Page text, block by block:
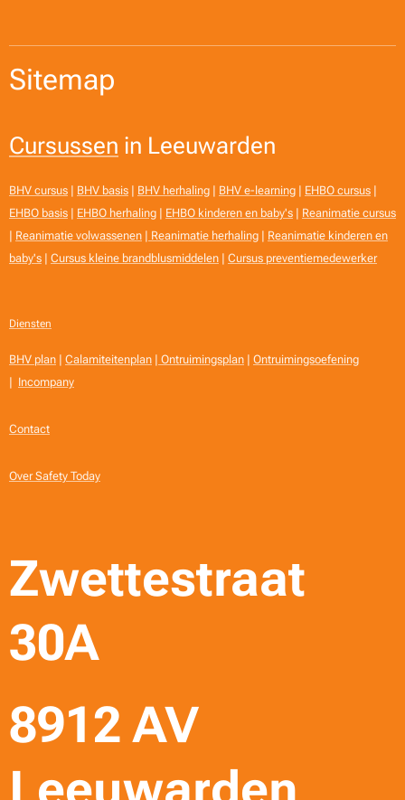
Sitemap
Cursussen in Leeuwarden
BHV cursus | BHV basis | BHV herhaling | BHV e-learning | EHBO cursus |
EHBO basis | EHBO herhaling | EHBO kinderen en baby's | Reanimatie cursus
| Reanimatie volwassenen | Reanimatie herhaling | Reanimatie kinderen en
baby's | Cursus kleine brandblusmiddelen | Cursus preventiemedewerker
Diensten
BHV plan | Calamiteitenplan | Ontruimingsplan | Ontruimingsoefening
| Incompany
Contact
Over Safety Today
Zwettestraat
30A
8912 AV